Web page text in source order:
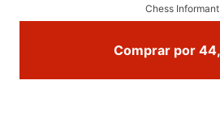
Chess Informant